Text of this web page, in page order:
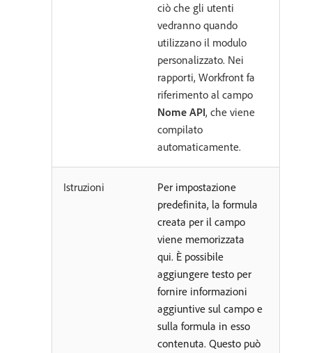
ciò che gli utenti
vedranno quando
utilizzano il modulo
personalizzato. Nei
rapporti, Workfront fa
riferimento al campo
Nome API, che viene
compilato
automaticamente.
Istruzioni
Per impostazione
predefinita, la formula
creata per il campo
viene memorizzata
qui. È possibile
aggiungere testo per
fornire informazioni
aggiuntive sul campo e
sulla formula in esso
contenuta. Questo può